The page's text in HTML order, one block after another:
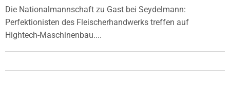
Die Nationalmannschaft zu Gast bei Seydelmann:
Perfektionisten des Fleischerhandwerks treffen auf
Hightech-Maschinenbau....